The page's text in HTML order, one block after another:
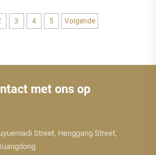
3 4 5 Volgende
met ons op
Street, Henggang Street,